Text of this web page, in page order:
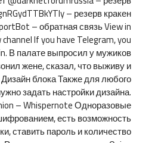
– резерв кракен
– обратная связь View in
If you have Telegram, you
В палате выпросил у мужиков
жене, сказал, что выживу и
блока Также для любого
задать настройки дизайна.
– Whispernote Одноразовые
есть возможность
ставить пароль и количество